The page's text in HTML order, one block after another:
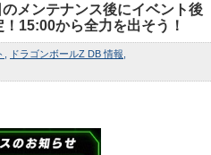
メンテナンス後にイベント後
15:00から全力を出そう！
ドラゴンボールZ DB 情報